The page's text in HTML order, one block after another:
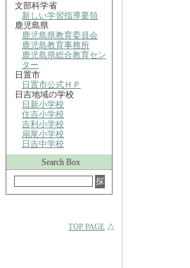
文部科学省
新しい学習指導要領
鹿児島県
鹿児島県教育委員会
鹿児島教育事務所
鹿児島県総合教育セン
ター
日置市
日置市公式ＨＰ
日吉地域の学校
日新小学校
住吉小学校
吉利小学校
扇尾小学校
日吉中学校
Search Box
TOP PAGE △